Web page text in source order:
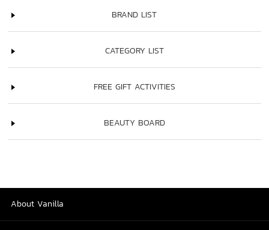
BRAND LIST
CATEGORY LIST
FREE GIFT ACTIVITIES
BEAUTY BOARD
About Vanilla